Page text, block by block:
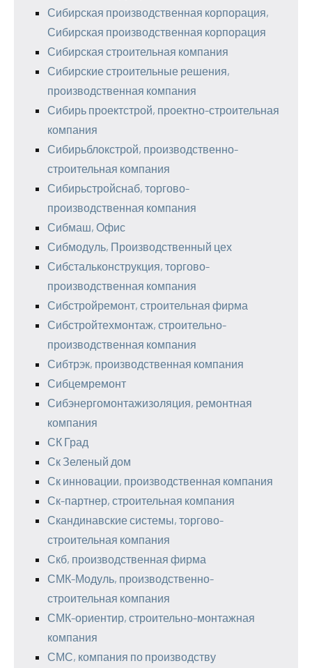
Сибирская производственная корпорация,
Сибирская производственная корпорация
Сибирская строительная компания
Сибирские строительные решения,
производственная компания
Сибирь проектстрой, проектно-строительная
компания
Сибирьблокстрой, производственно-
строительная компания
Сибирьстройснаб, торгово-
производственная компания
Сибмаш, Офис
Сибмодуль, Производственный цех
Сибстальконструкция, торгово-
производственная компания
Сибстройремонт, строительная фирма
Сибстройтехмонтаж, строительно-
производственная компания
Сибтрэк, производственная компания
Сибцемремонт
Сибэнергомонтажизоляция, ремонтная
компания
СК Град
Ск Зеленый дом
Ск инновации, производственная компания
Ск-партнер, строительная компания
Скандинавские системы, торгово-
строительная компания
Скб, производственная фирма
СМК-Модуль, производственно-
строительная компания
СМК-ориентир, строительно-монтажная
компания
СМС, компания по производству